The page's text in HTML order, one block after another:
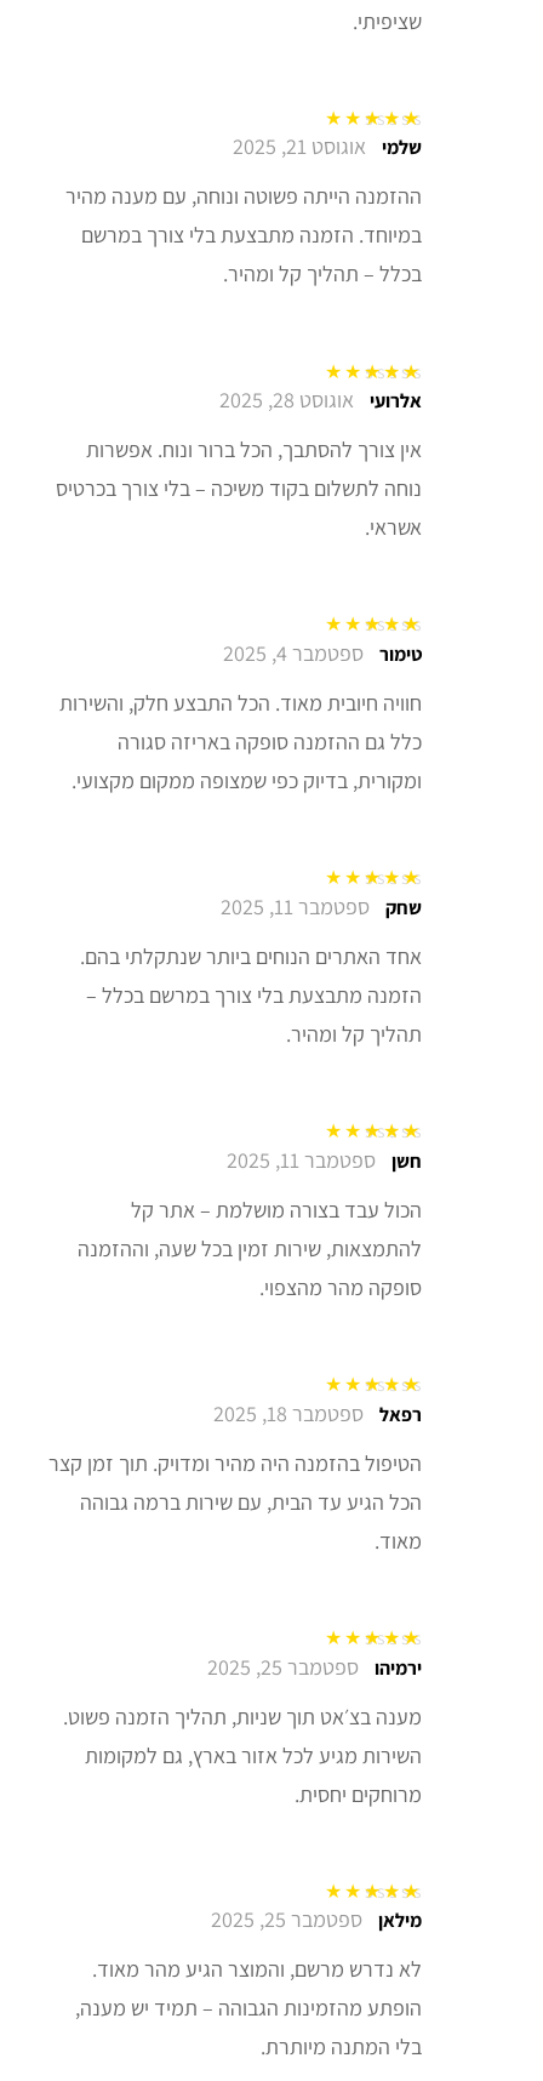
שציפיתי.
דורג5מתוך 5שלמי אוגוסט 21, 2025
ההזמנה הייתה פשוטה ונוחה, עם מענה מהיר
במיוחד. הזמנה מתבצעת בלי צורך במרשם
בכלל – תהליך קל ומהיר.
דורג5מתוך 5אלרועי אוגוסט 28, 2025
אין צורך להסתבך, הכל ברור ונוח. אפשרות
נוחה לתשלום בקוד משיכה – בלי צורך בכרטיס
אשראי.
דורג5מתוך 5טימור ספטמבר 4, 2025
חוויה חיובית מאוד. הכל התבצע חלק, והשירות
כלל גם ההזמנה סופקה באריזה סגורה
ומקורית, בדיוק כפי שמצופה ממקום מקצועי.
דורג5מתוך 5שחק ספטמבר 11, 2025
אחד האתרים הנוחים ביותר שנתקלתי בהם.
הזמנה מתבצעת בלי צורך במרשם בכלל –
תהליך קל ומהיר.
דורג5מתוך 5 חשן ספטמבר 11, 2025
הכול עבד בצורה מושלמת – אתר קל
להתמצאות, שירות זמין בכל שעה, וההזמנה
סופקה מהר מהצפוי.
דורג5מתוך 5רפאל ספטמבר 18, 2025
הטיפול בהזמנה היה מהיר ומדויק. תוך זמן קצר
הכל הגיע עד הבית, עם שירות ברמה גבוהה
מאוד.
דורג5מתוך 5ירמיהו ספטמבר 25, 2025
מענה בצ׳אט תוך שניות, תהליך הזמנה פשוט.
השירות מגיע לכל אזור בארץ, גם למקומות
מרוחקים יחסית.
דורג5מתוך 5מילאן ספטמבר 25, 2025
לא נדרש מרשם, והמוצר הגיע מהר מאוד.
הופתע מהזמינות הגבוהה – תמיד יש מענה,
בלי המתנה מיותרת.